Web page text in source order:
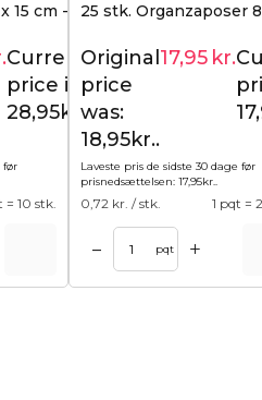
15 cm - naturlig
29,95 kr.
Current
price is:
28,95kr..
før
= 10 stk.
25 stk. Organzaposer 8
Original
price
was:
18,95kr..
17,95 kr.
Laveste pris de sidste 30 dage før
prisnedsættelsen: 17,95kr.
0,72 kr. / stk. 1 pqt =
– pqt +